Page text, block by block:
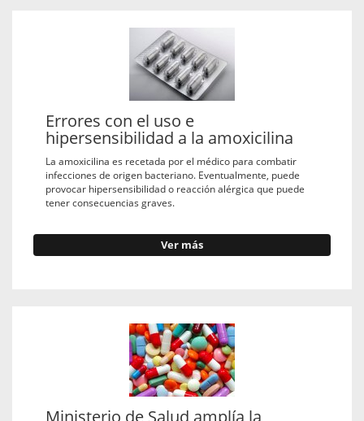
Errores con el uso e
hipersensibilidad a la amoxicilina
La amoxicilina es recetada por el médico para combatir
infecciones de origen bacteriano. Eventualmente, puede
provocar hipersensibilidad o reacción alérgica que puede
tener consecuencias graves.
Ver más